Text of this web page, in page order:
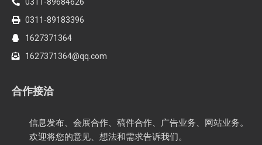
0311-89183396
1627371364
1627371364@qq.com
合作接洽
信息发布、会展合作、稿件合作、广告业务、网站业务。
欢迎将您的意见、想法和需求告诉我们。